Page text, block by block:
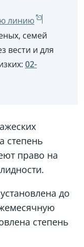
линию
семей
вести и для
02-
степень
право на
до
степень